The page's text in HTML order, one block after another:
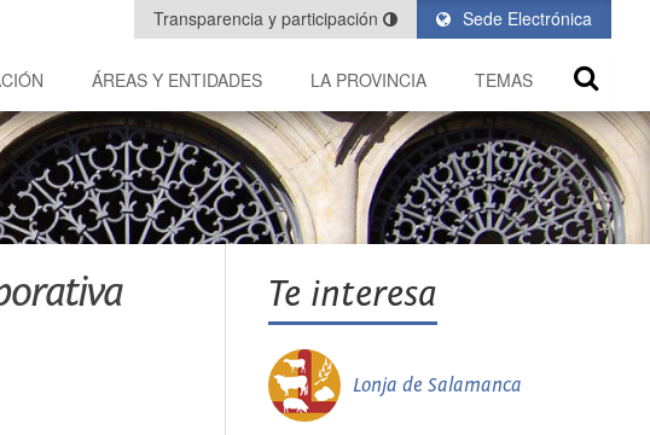
Sede Electrónica
Transparencia y participación
ÁREAS Y ENTIDADES LA PROVINCIA TEMAS
Te interesa
Lonja de Salamanca